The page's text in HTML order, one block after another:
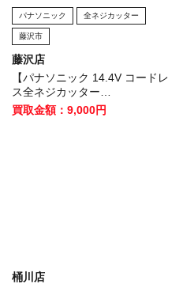
パナソニック 全ネジカッター
藤沢市
藤沢店
【パナソニック 14.4V コードレ
ス全ネジカッター
EZ4540LZ2S-B 】藤沢市のお客
様から買取させていただきまし
買取金額：9,000円
桶川店